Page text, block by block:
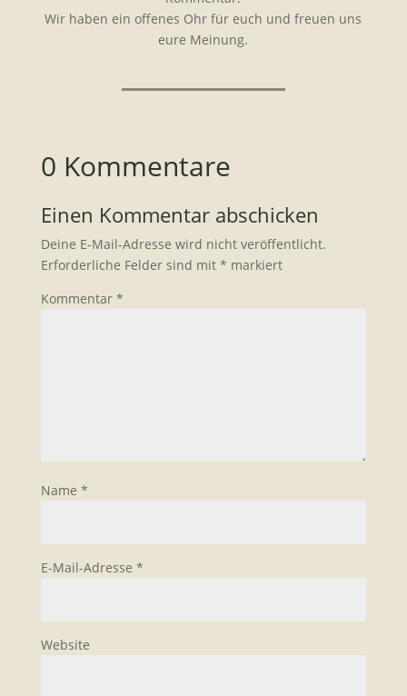
Wir haben ein offenes Ohr für euch und freuen uns
eure Meinung.
0 Kommentare
Einen Kommentar abschicken
Deine E-Mail-Adresse wird nicht veröffentlicht.
Erforderliche Felder sind mit * markiert
Kommentar *
Name *
E-Mail-Adresse *
Website